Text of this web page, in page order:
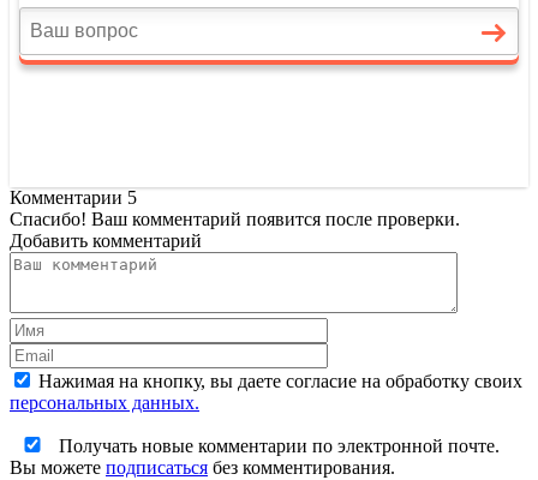
Комментарии 5
Спасибо! Ваш комментарий появится после проверки.
Добавить комментарий
Нажимая на кнопку, вы даете согласие на обработку своих
персональных данных.
Получать новые комментарии по электронной почте.
Вы можете подписаться без комментирования.